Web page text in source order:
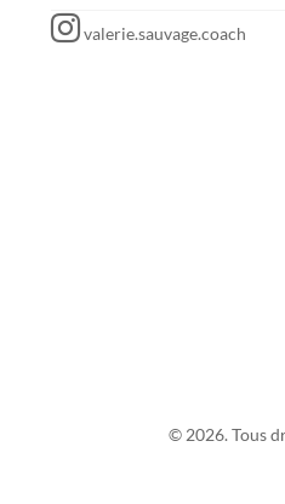
valerie.sauvage.coach
© 2026. Tous